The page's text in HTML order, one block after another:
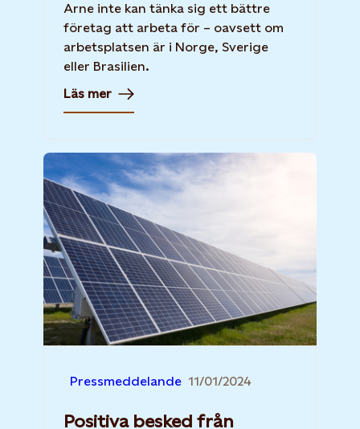
Arne inte kan tänka sig ett bättre
företag att arbeta för – oavsett om
arbetsplatsen är i Norge, Sverige
eller Brasilien.
Läs mer
Pressmeddelande 11/01/2024
Positiva besked från